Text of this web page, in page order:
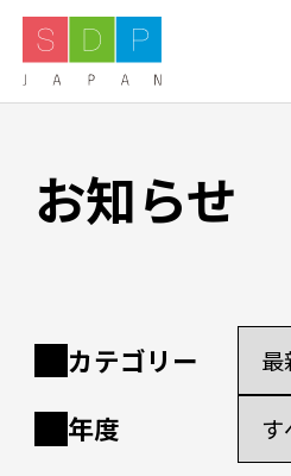
ミッション
医療機関一覧
お知らせ
カテゴリー
年度